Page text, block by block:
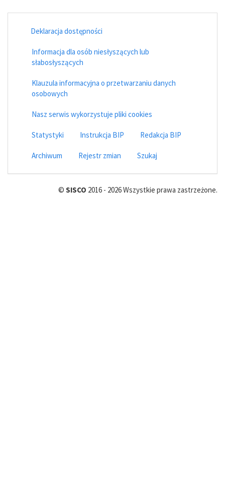
Deklaracja dostępności
Informacja dla osób niesłyszących lub
słabosłyszących
Klauzula informacyjna o przetwarzaniu danych
osobowych
Nasz serwis wykorzystuje pliki cookies
Statystyki Instrukcja BIP Redakcja BIP
Archiwum Rejestr zmian Szukaj
© SISCO 2016 - 2026 Wszystkie prawa zastrzeżone.